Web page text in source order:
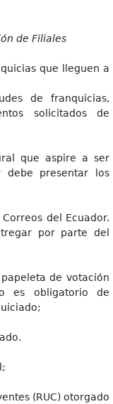
de Filiales
que lleguen a
de franquicias,
solicitados de
que aspire a ser
debe presentar los
del Ecuador.
por parte del
de votación
es obligatorio de
(RUC) otorgado